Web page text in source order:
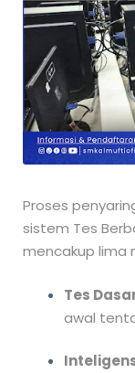
Proses
sistem Tes
mencakup lima
Tes
awal